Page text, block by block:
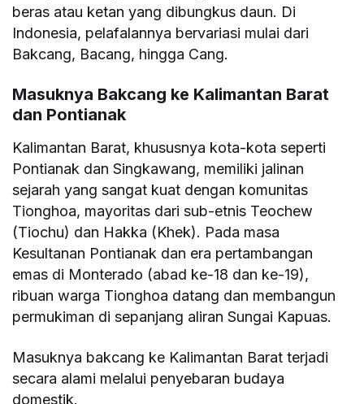
beras atau ketan yang dibungkus daun. Di
Indonesia, pelafalannya bervariasi mulai dari
Bakcang, Bacang, hingga Cang.
Masuknya Bakcang ke Kalimantan Barat
dan Pontianak
Kalimantan Barat, khususnya kota-kota seperti
Pontianak dan Singkawang, memiliki jalinan
sejarah yang sangat kuat dengan komunitas
Tionghoa, mayoritas dari sub-etnis Teochew
(Tiochu) dan Hakka (Khek). Pada masa
Kesultanan Pontianak dan era pertambangan
emas di Monterado (abad ke-18 dan ke-19),
ribuan warga Tionghoa datang dan membangun
permukiman di sepanjang aliran Sungai Kapuas.
Masuknya bakcang ke Kalimantan Barat terjadi
secara alami melalui penyebaran budaya
domestik.